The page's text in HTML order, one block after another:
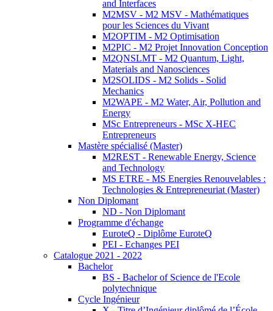
and Interfaces
M2MSV - M2 MSV - Mathématiques
pour les Sciences du Vivant
M2OPTIM - M2 Optimisation
M2PIC - M2 Projet Innovation Conception
M2QNSLMT - M2 Quantum, Light,
Materials and Nanosciences
M2SOLIDS - M2 Solids - Solid
Mechanics
M2WAPE - M2 Water, Air, Pollution and
Energy
MSc Entrepreneurs - MSc X-HEC
Entrepreneurs
Mastère spécialisé (Master)
M2REST - Renewable Energy, Science
and Technology
MS ETRE - MS Energies Renouvelables :
Technologies & Entrepreneuriat (Master)
Non Diplomant
ND - Non Diplomant
Programme d'échange
EuroteQ - Diplôme EuroteQ
PEI - Echanges PEI
Catalogue 2021 - 2022
Bachelor
BS - Bachelor of Science de l'Ecole
polytechnique
Cycle Ingénieur